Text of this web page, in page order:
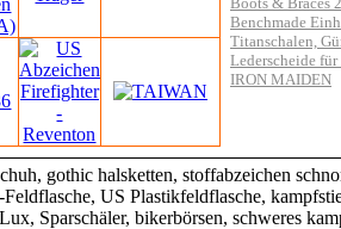
Benchmade
Titanschalen,
Lederscheide
IRON MAIDEN
gothic halsketten, stoffabzeichen
US Plastikfeldflasche,
Sparschäler, bikerbörsen, schweres